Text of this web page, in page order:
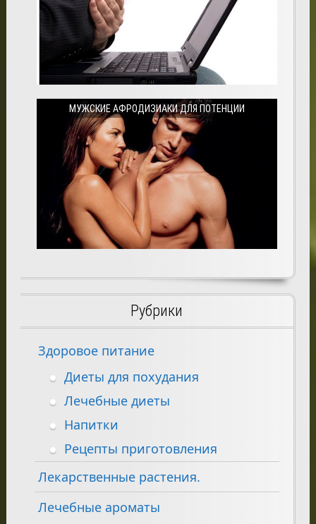
МУЖСКИЕ АФРОДИЗИАКИ ДЛЯ ПОТЕНЦИИ
Рубрики
Здоровое питание
Диеты для похудания
Лечебные диеты
Напитки
Рецепты приготовления
Лекарственные растения.
Лечебные ароматы